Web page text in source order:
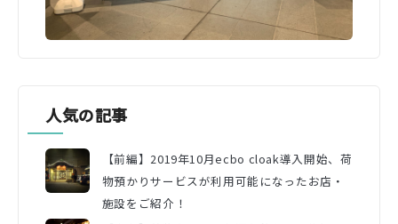
人気の記事
【前編】2019年10月ecbo cloak導入開始、荷
物預かりサービスが利用可能になったお店・
施設をご紹介！